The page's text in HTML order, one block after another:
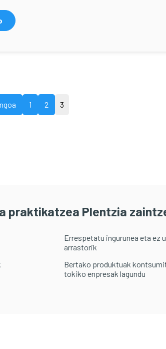
1 2 3
praktikatzea Plentzia
Errespetatu ingurunea eta ez
arrastorik
Bertako produktuak
tokiko enpresak lagundu